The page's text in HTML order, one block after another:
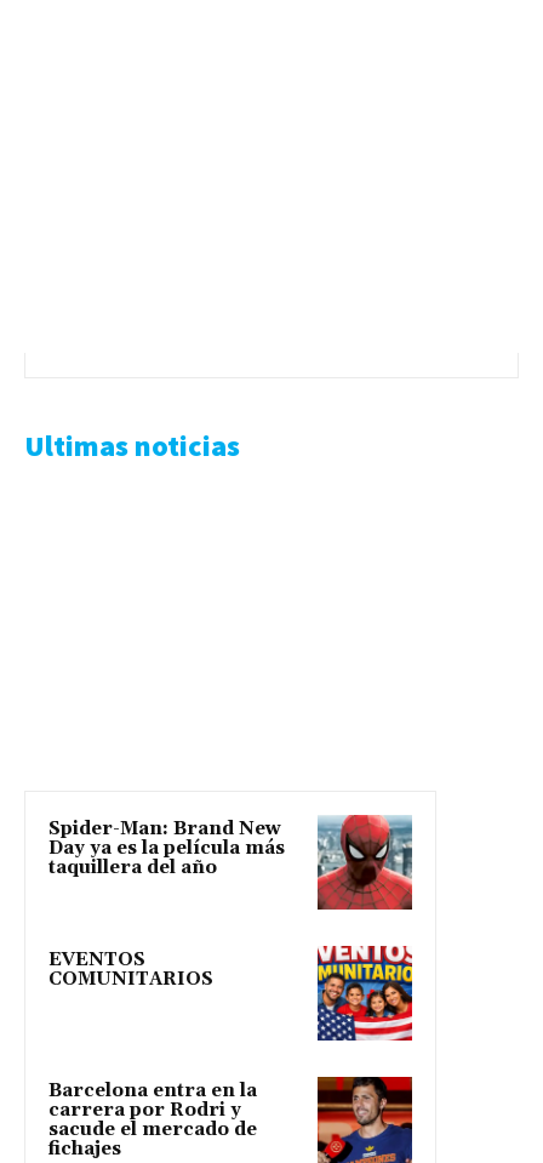
Ultimas noticias
Spider-Man: Brand New
Day ya es la película más
taquillera del año
EVENTOS
COMUNITARIOS
Barcelona entra en la
carrera por Rodri y
sacude el mercado de
fichajes